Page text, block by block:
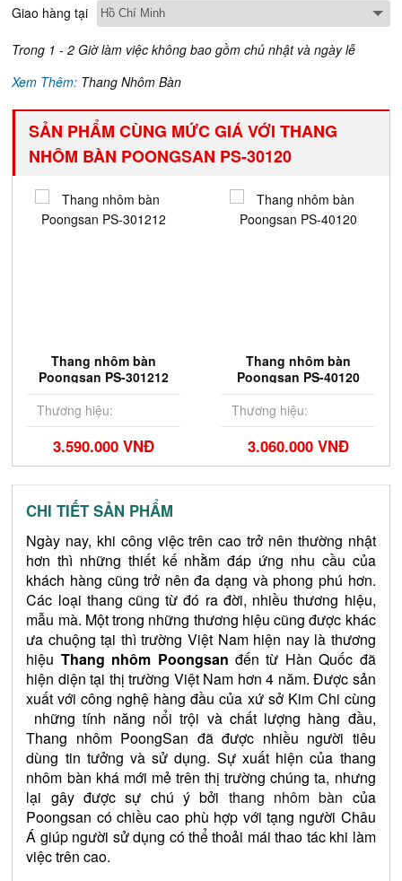
Giao hàng tại
Trong 1 - 2 Giờ làm việc không bao gồm chủ nhật và ngày lễ
Xem Thêm: Thang Nhôm Bàn
SẢN PHẨM CÙNG MỨC GIÁ VỚI THANG
NHÔM BÀN POONGSAN PS-30120
Thang nhôm bàn
Poongsan PS-301212
Thương hiệu:
3.590.000 VNĐ
Thang nhôm bàn
Poongsan PS-40120
Thương hiệu:
3.060.000 VNĐ
CHI TIẾT SẢN PHẨM
Ngày nay, khi công việc trên cao trở nên thường nhật
hơn thì những thiết kế nhằm đáp ứng nhu cầu của
khách hàng cũng trở nên đa dạng và phong phú hơn.
Các loại thang cũng từ đó ra đời, nhiều thương hiệu,
mẫu mà. Một trong những thương hiệu cũng được khác
ưa chuộng tại thì trường Việt Nam hiện nay là thương
hiệu Thang nhôm Poongsan đến từ Hàn Quốc đã
hiện diện tại thị trường Việt Nam hơn 4 năm. Được sản
xuất với công nghệ hàng đầu của xứ sở Kim Chi cùng
những tính năng nổi trội và chất lượng hàng đầu,
Thang nhôm PoongSan đã được nhiều người tiêu
dùng tin tưởng và sử dụng. Sự xuất hiện của thang
nhôm bàn khá mới mẻ trên thị trường chúng ta, nhưng
lại gây được sự chú ý bởi thang nhôm bàn của
Poongsan có chiều cao phù hợp với tạng người Châu
Á giúp người sử dụng có thể thoải mái thao tác khi làm
việc trên cao.